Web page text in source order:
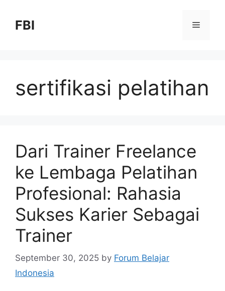
FBI
sertifikasi pelatihan
Dari Trainer Freelance
ke Lembaga Pelatihan
Profesional: Rahasia
Sukses Karier Sebagai
Trainer
September 30, 2025 by Forum Belajar
Indonesia